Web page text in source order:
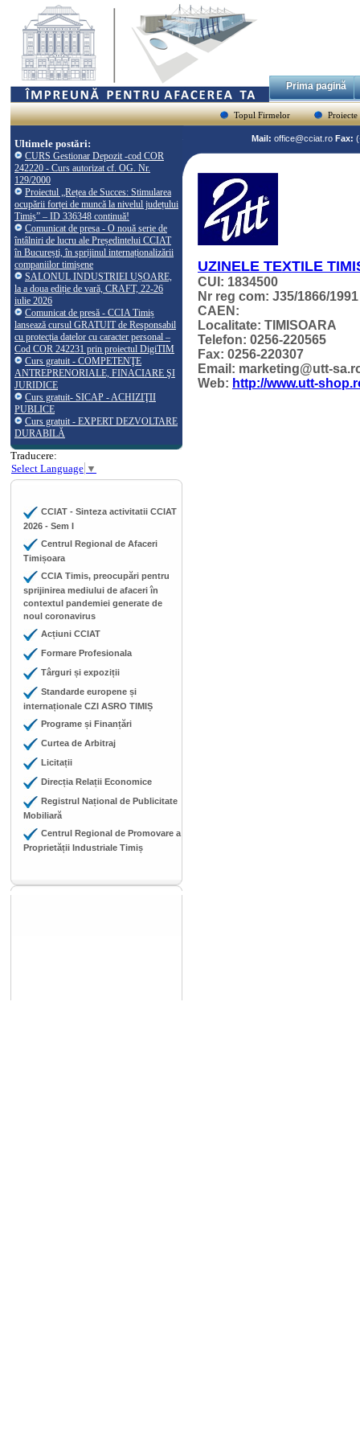
Prima pagină
Topul Firmelor Proiecte
Ultimele postări:
CURS Gestionar Depozit -cod COR
242220 - Curs autorizat cf. OG. Nr.
129/2000
Proiectul „Rețea de Succes: Stimularea
ocupării forței de muncă la nivelul județului
Timiș” – ID 336348 continuă!
Comunicat de presa - O nouă serie de
întâlniri de lucru ale Președintelui CCIAT
în București, în sprijinul internaționalizării
companiilor timișene
SALONUL INDUSTRIEI UȘOARE,
la a doua ediție de vară, CRAFT, 22-26
iulie 2026
Comunicat de presă - CCIA Timiș
lansează cursul GRATUIT de Responsabil
cu protecția datelor cu caracter personal –
Cod COR 242231 prin proiectul DigiTIM
Curs gratuit - COMPETENŢE
ANTREPRENORIALE, FINACIARE ŞI
JURIDICE
Curs gratuit- SICAP - ACHIZIŢII
PUBLICE
Curs gratuit - EXPERT DEZVOLTARE
DURABILĂ
Traducere:
Select Language ▼
CCIAT - Sinteza activitatii CCIAT
2026 - Sem I
Centrul Regional de Afaceri
Timișoara
CCIA Timis, preocupări pentru
sprijinirea mediului de afaceri în
contextul pandemiei generate de
noul coronavirus
Acțiuni CCIAT
Formare Profesionala
Târguri și expoziții
Standarde europene și
internaționale CZI ASRO TIMIȘ
Programe și Finanțări
Curtea de Arbitraj
Licitații
Direcția Relații Economice
Registrul Național de Publicitate
Mobiliară
Centrul Regional de Promovare a
Proprietății Industriale Timiș
Mail: office@cciat.ro Fax:
UZINELE TEXTILE
CUI: 1834500
Nr reg com: J35/1866/1991
CAEN:
Localitate: TIMISOARA
Telefon: 0256-220565
Fax: 0256-220307
Email: marketing@utt-
Web: http://www.utt-